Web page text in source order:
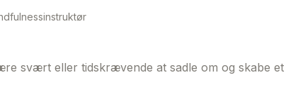
svært eller tidskrævende at sadle om og skabe et